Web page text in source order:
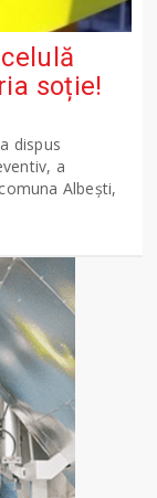
soție!
dispus
a
Albești,